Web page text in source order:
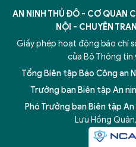
AN NINH THỦ ĐÔ - CƠ QUAN
NỘI - CHUYÊN
Giấy phép hoạt động báo chí
của Bộ Thông tin
Tổng Biên tập Báo Công an
Trưởng ban Biên tập An
Phó Trưởng ban Biên tập An
Lưu Hồng Quân,
5 điểm nghẽn của Hà Nội